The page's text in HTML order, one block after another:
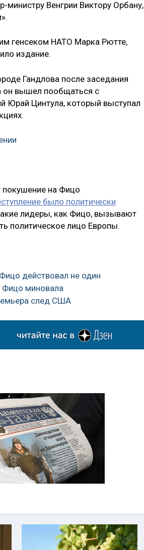
министру Венгрии Виктору Орбану,
генсеком НАТО Марка Рютте,
издание.
Гандлова после заседания
он вышел пообщаться с
Юрай Цинтула, который выступал
покушение на Фицо
было политически
лидеры, как Фицо, вызывают
политическое лицо Европы.
действовал не один
Фицо миновала
след США